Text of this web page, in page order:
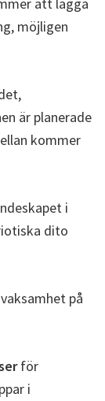
möjligen
är planerade
kommer
i
dito
på
för
i